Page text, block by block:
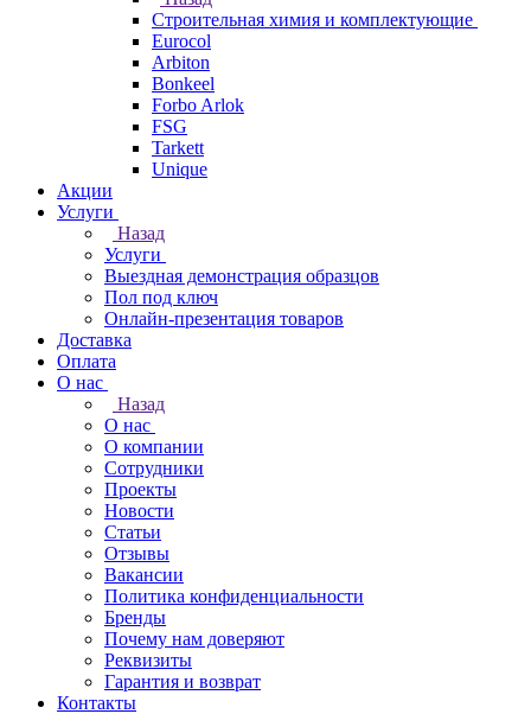
Строительная химия и комплектующие
Eurocol
Arbiton
Bonkeel
Forbo Arlok
FSG
Tarkett
Unique
Акции
Услуги
Назад
Услуги
Выездная демонстрация образцов
Пол под ключ
Онлайн-презентация товаров
Доставка
Оплата
О нас
Назад
О нас
О компании
Сотрудники
Проекты
Новости
Статьи
Отзывы
Вакансии
Политика конфиденциальности
Бренды
Почему нам доверяют
Реквизиты
Гарантия и возврат
Контакты